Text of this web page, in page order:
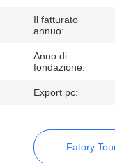
NOTIZIE
CASI
MAPPA
DEL
Il fatturato
annuo:
Anno di
fondazione:
Export pc:
Fatory